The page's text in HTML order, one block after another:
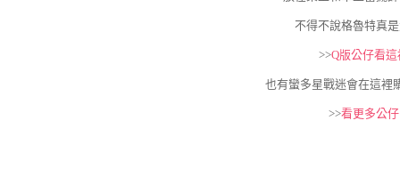
不得不說格魯特真
>>Q版公仔看這
也有蠻多星戰迷會在這裡
>>看更多公仔